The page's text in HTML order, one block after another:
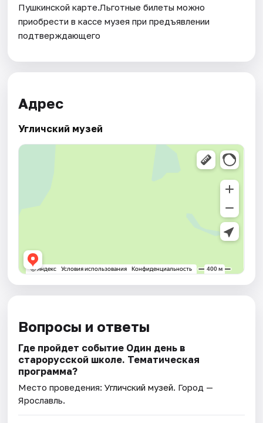
Пушкинской карте.Льготные билеты можно
приобрести в кассе музея при предъявлении
подтверждающего
Адрес
Угличский музей
Вопросы и ответы
Где пройдет событие Один день в
старорусской школе. Тематическая
программа?
Место проведения:Угличский музей. Город —
Ярославль.